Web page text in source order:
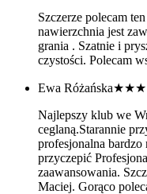
Szczerze polecam
nawierzchnia jest
grania . Szatnie i
czystości. Polecam
Ewa Różańska
Najlepszy klub we
ceglaną.Starannie
profesjonalna bardzo
przyczepić
zaawansowania.
Maciej. Gorąco